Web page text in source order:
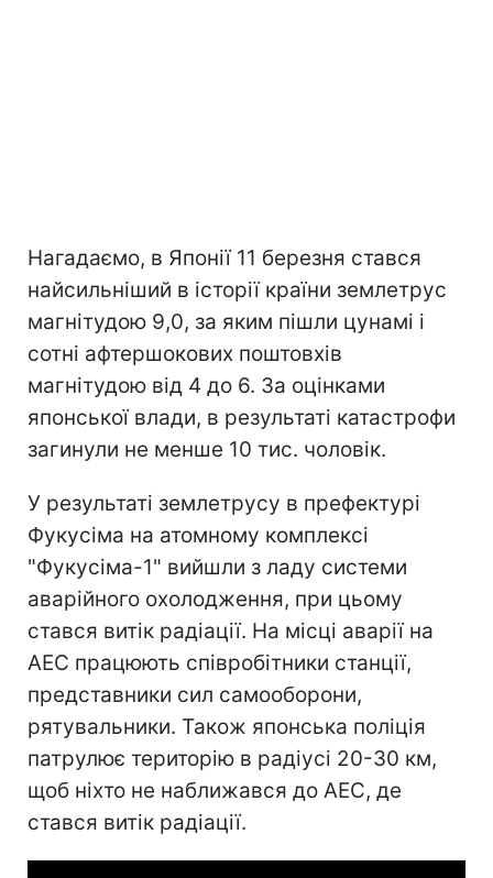
Нагадаємо, в Японії 11 березня стався
найсильніший в історії країни землетрус
магнітудою 9,0, за яким пішли цунамі і
сотні афтершокових поштовхів
магнітудою від 4 до 6. За оцінками
японської влади, в результаті катастрофи
загинули не менше 10 тис. чоловік.
У результаті землетрусу в префектурі
Фукусіма на атомному комплексі
"Фукусіма-1" вийшли з ладу системи
аварійного охолодження, при цьому
стався витік радіації. На місці аварії на
АЕС працюють співробітники станції,
представники сил самооборони,
рятувальники. Також японська поліція
патрулює територію в радіусі 20-30 км,
щоб ніхто не наближався до АЕС, де
стався витік радіації.